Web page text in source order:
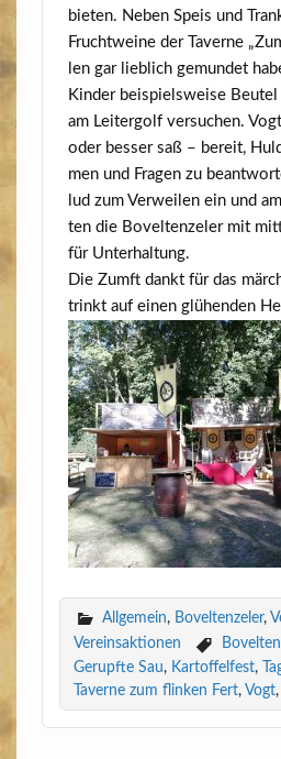
bie­ten. Neben Speis und
Frucht­wei­ne der Taver­ne
len gar lieb­lich gemun­det
Kin­der bei­spiels­wei­se
am Lei­ter­golf ver­su­chen.
oder bes­ser saß – bereit,
men und Fra­gen zu
lud zum Ver­wei­len ein und
ten die Bovel­ten­ze­l­er mit
für Unterhaltung.
Die Zumft dankt für das
trinkt auf einen glü­hen­den
Allgemein, Boveltenzeler,
Vereinsaktionen
Gerupfte Sau, Kartoffelfest,
Taverne zum flinken Fert, Vogt,